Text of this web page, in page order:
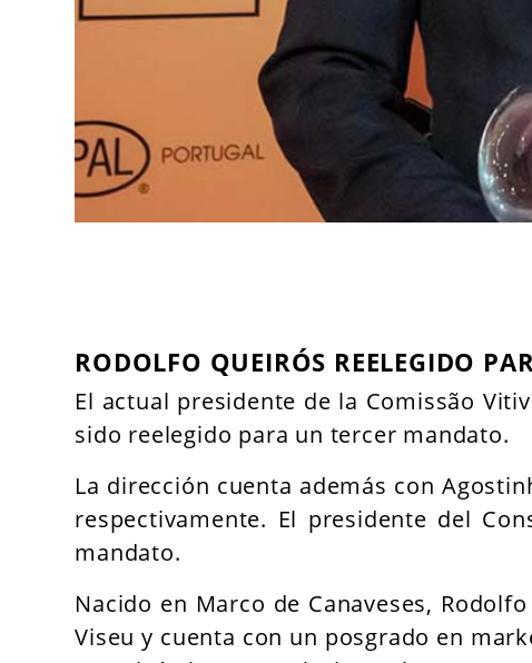
RODOLFO QUEIRÓS REELEGIDO
El actual presidente de la Comissão
sido reelegido para un tercer mandato.
La dirección cuenta además con
respectivamente. El presidente del
mandato.
Nacido en Marco de Canaveses,
Viseu y cuenta con un posgrado en